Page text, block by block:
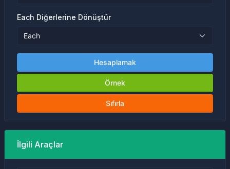
Each Diğerlerine Dönüştür
Hesaplamak
Örnek
Sıfırla
İlgili Araçlar